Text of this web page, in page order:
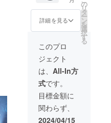
グを
持って
の写真
データ
を後日
お送り
します
ので、
自由に
使用可
能で
す。 ・
掲載方
法：ロ
ゴ・バ
着等）
※発送内
容はラ
ンダム
になり
ます。
・商品
ジャン
ル『衣
類』 ・
大会コ
ス
チュー
ム
（シャ
詳細を見る
の
リ
タ
ー
ン
を
選
択
す
る
このプロ
ジェクト
は、 All-In方
式です。
目標金額に
関わらず、
2024/04/15